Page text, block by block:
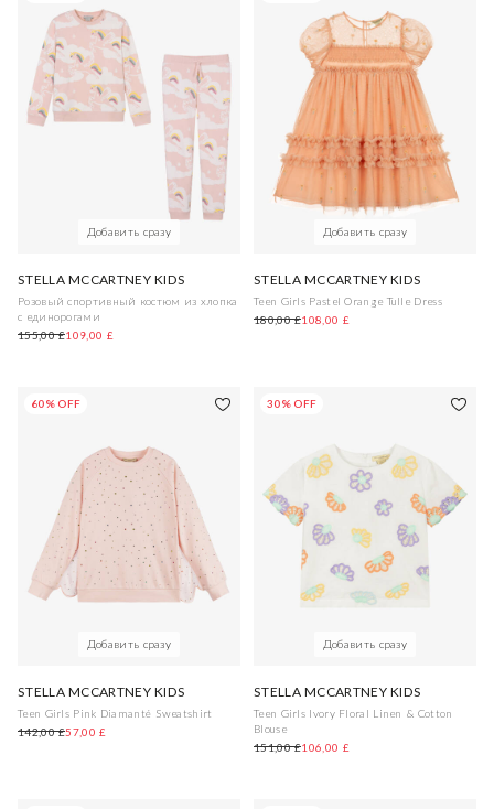
Добавить сразу
STELLA MCCARTNEY KIDS
Розовый спортивный костюм из хлопка
с единорогами
155,00 £109,00 £
Добавить сразу
STELLA MCCARTNEY KIDS
Teen Girls Pastel Orange Tulle Dress
180,00 £108,00 £
60% OFF
Добавить сразу
STELLA MCCARTNEY KIDS
Teen Girls Pink Diamanté Sweatshirt
142,00 £57,00 £
30% OFF
Добавить сразу
STELLA MCCARTNEY KIDS
Teen Girls Ivory Floral Linen & Cotton
Blouse
151,00 £106,00 £